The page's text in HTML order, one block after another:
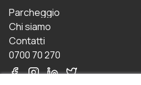
Parcheggio
Chi siamo
Contatti
0700 70 270